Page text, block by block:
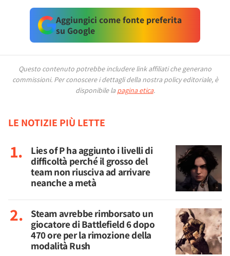
Aggiungici come fonte preferita
su Google
Questo contenuto potrebbe includere link affiliati che generano
commissioni. Per conoscere i dettagli della nostra policy editoriale, è
disponibile la pagina etica.
LE NOTIZIE PIÙ LETTE
Lies of P ha aggiunto i livelli di
difficoltà perché il grosso del
team non riusciva ad arrivare
neanche a metà
Steam avrebbe rimborsato un
giocatore di Battlefield 6 dopo
470 ore per la rimozione della
modalità Rush